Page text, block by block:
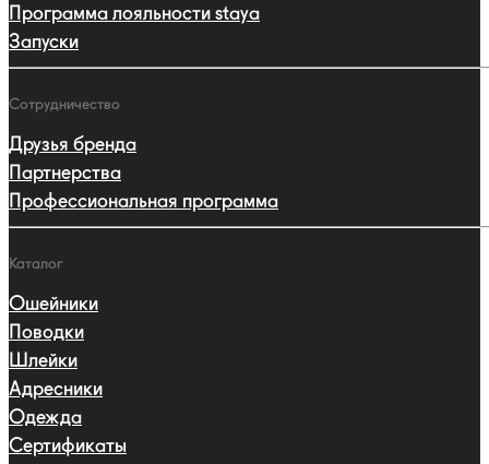
Программа лояльности staya
Запуски
Сотрудничество
Друзья бренда
Партнерства
Профессиональная программа
Каталог
Ошейники
Поводки
Шлейки
Адресники
Одежда
Сертификаты